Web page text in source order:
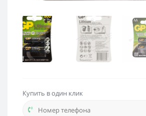
Купить в один клик